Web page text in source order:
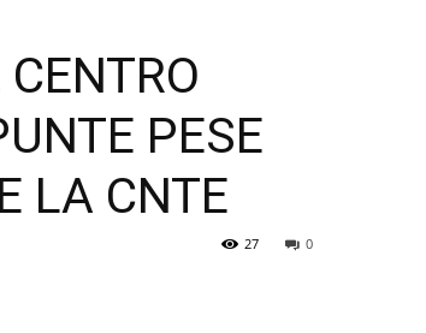
PESE
LA CNTE
0
27